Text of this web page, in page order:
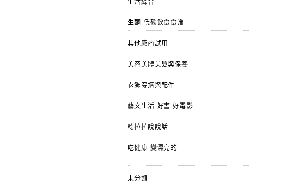
生活綜合
生酮 低碳飲食食譜
其他廠商試用
美容美體美髮與保養
衣飾穿搭與配件
藝文生活 好書 好電影
聽拉拉說說話
吃健康 變漂亮的
未分類